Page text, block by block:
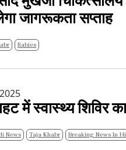
जागरूकता सप्ताह
Rabies
में स्वास्थ्य शिविर
News Taja Khabr Breaking News In